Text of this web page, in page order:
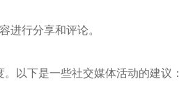
进行分享和评论。
以下是一些社交媒体活动的建议：